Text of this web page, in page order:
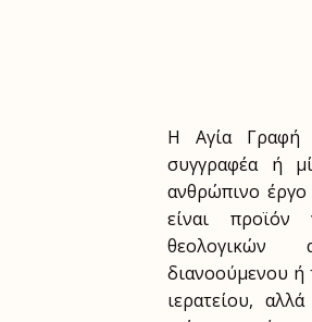
Η Αγία Γραφή
συγγραφέα ή
ανθρώπινο έργο
είναι προϊόν
θεολογικών
διανοούμενου ή
ιερατείου,